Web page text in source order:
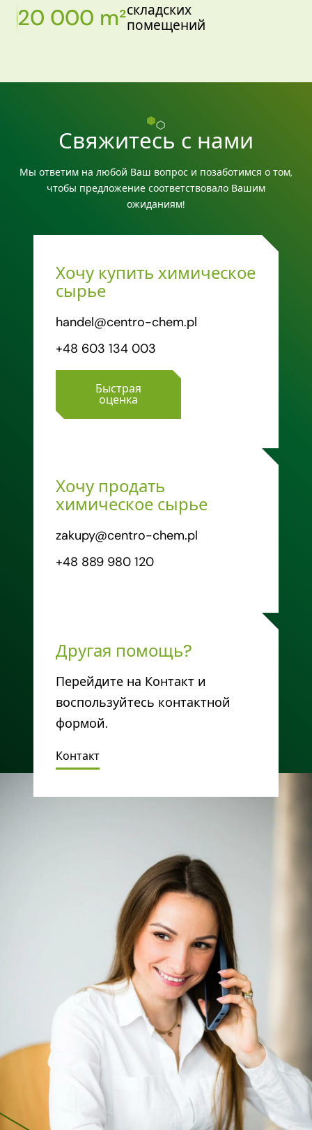
20 000 m²складских
помещений
Свяжитесь с нами
Мы ответим на любой Ваш вопрос и позаботимся о том,
чтобы предложение соответствовало Вашим
ожиданиям!
Хочу купить химическое
сырье
handel@centro-chem.pl
+48 603 134 003
Быстрая
оценка
Хочу продать
химическое сырье
zakupy@centro-chem.pl
+48 889 980 120
Другая помощь?
Перейдите на Контакт и
воспользуйтесь контактной
формой.
Контакт